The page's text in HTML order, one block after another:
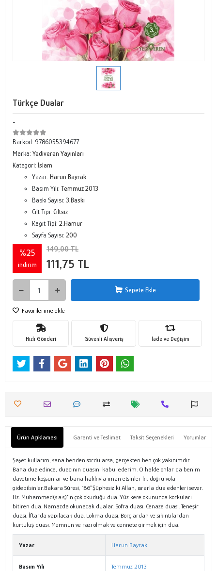
Türkçe Dualar
-
Barkod: 9786055394677
Marka: Yediveren Yayınları
Kategori: İslam
Yazar: Harun Bayrak
Basım Yılı: Temmuz 2013
Baskı Sayısı: 3.Baskı
Cilt Tipi: Ciltsiz
Kağıt Tipi: 2.Hamur
Sayfa Sayısı: 200
%25
indirim
149,00 TL
111,75 TL
Sepete Ekle
Favorilerime ekle
Hızlı Gönderi Güvenli Alışveriş İade ve Değişim
Ürün Açıklaması Garanti ve Teslimat Taksit Seçenekleri Yorumlar
Şayet kullarım, sana benden sordularsa, gerçekten ben çok yakınımdır.
Bana dua edince, duacının duasını kabul ederim. O halde onlar da benim
davetime koşsunlar ve bana hakkıyla iman etsinler ki, doğru yola
gidebilsinler.Bakara Sûresi, 186"Şüphesiz ki Allah, ısrarla dua edenleri sever.
Hz. Muhammed(s.a.s)'in çok okuduğu dua. Yüz kere okununca korkuları
bitiren dua. Namazda okunacak dualar. Sofra duası. Cenaze duası. Teneşir
duası. İftarda yapılacak dua. Lokma duası. Borçlardan ve sıkıntılardan
kurtuluş duası. Memnun ve razı olmak ve cennete girmek için dua.
Yazar Harun Bayrak
Basım Yılı Temmuz 2013